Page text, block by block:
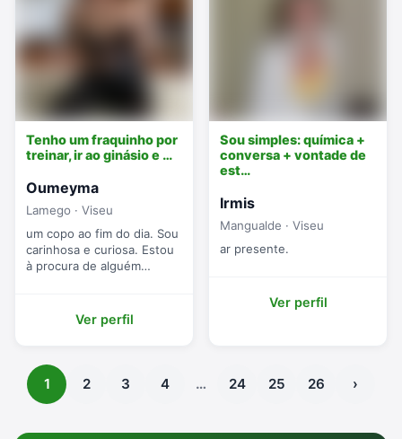
Tenho um fraquinho por
treinar, ir ao ginásio e …
Oumeyma
Lamego · Viseu
um copo ao fim do dia. Sou
carinhosa e curiosa. Estou
à procura de alguém
Ver perfil
Sou simples: química +
conversa + vontade de
est…
Irmis
Mangualde · Viseu
ar presente.
Ver perfil
1 2 3 4 … 24 25 26 ›